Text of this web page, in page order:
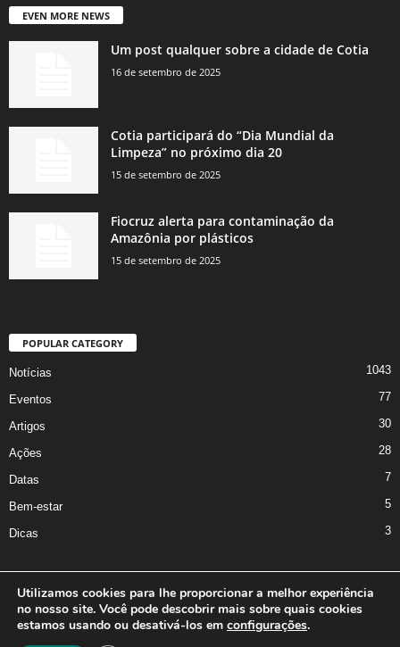
EVEN MORE NEWS
Um post qualquer sobre a cidade de Cotia
16 de setembro de 2025
Cotia participará do “Dia Mundial da
Limpeza” no próximo dia 20
15 de setembro de 2025
Fiocruz alerta para contaminação da
Amazônia por plásticos
15 de setembro de 2025
POPULAR CATEGORY
Notícias 1043
Eventos 77
Artigos 30
Ações 28
Datas 7
Bem-estar 5
Dicas 3
A Iniciativa Marcus Nakagawa
Oficina da Comunicação
Utilizamos cookies para lhe proporcionar a melhor experiência
no nosso site. Você pode descobrir mais sobre quais cookies
estamos usando ou desativá-los em configurações.